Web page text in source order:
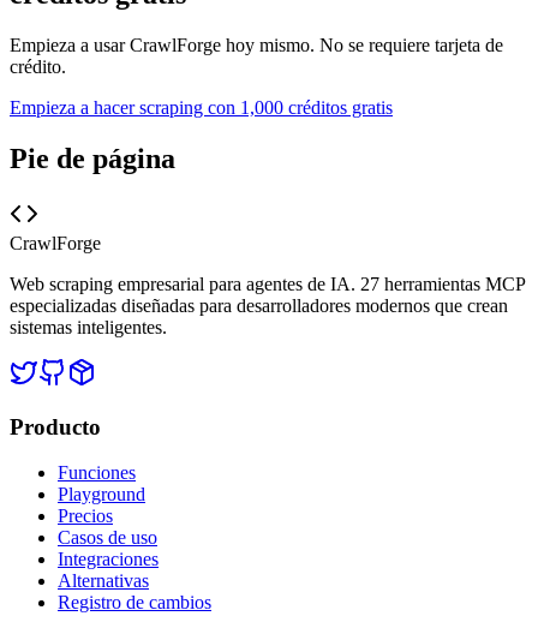
Empieza a usar CrawlForge hoy mismo. No se requiere tarjeta de
crédito.
Empieza a hacer scraping con 1,000 créditos gratis
Pie de página
CrawlForge
Web scraping empresarial para agentes de IA. 27 herramientas MCP
especializadas diseñadas para desarrolladores modernos que crean
sistemas inteligentes.
Producto
Funciones
Playground
Precios
Casos de uso
Integraciones
Alternativas
Registro de cambios